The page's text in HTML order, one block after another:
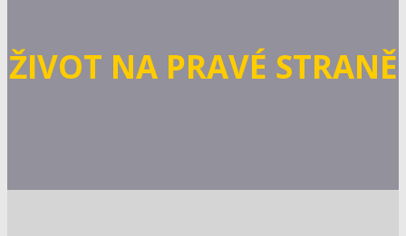
ŽIVOT NA PRAVÉ STRANĚ